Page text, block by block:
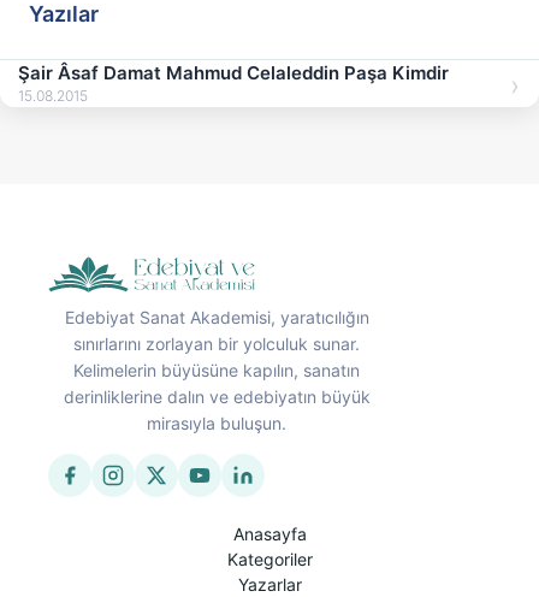
Yazılar
Şair Âsaf Damat Mahmud Celaleddin Paşa Kimdir
15.08.2015
Edebiyat Sanat Akademisi, yaratıcılığın
sınırlarını zorlayan bir yolculuk sunar.
Kelimelerin büyüsüne kapılın, sanatın
derinliklerine dalın ve edebiyatın büyük
mirasıyla buluşun.
Anasayfa
Kategoriler
Yazarlar